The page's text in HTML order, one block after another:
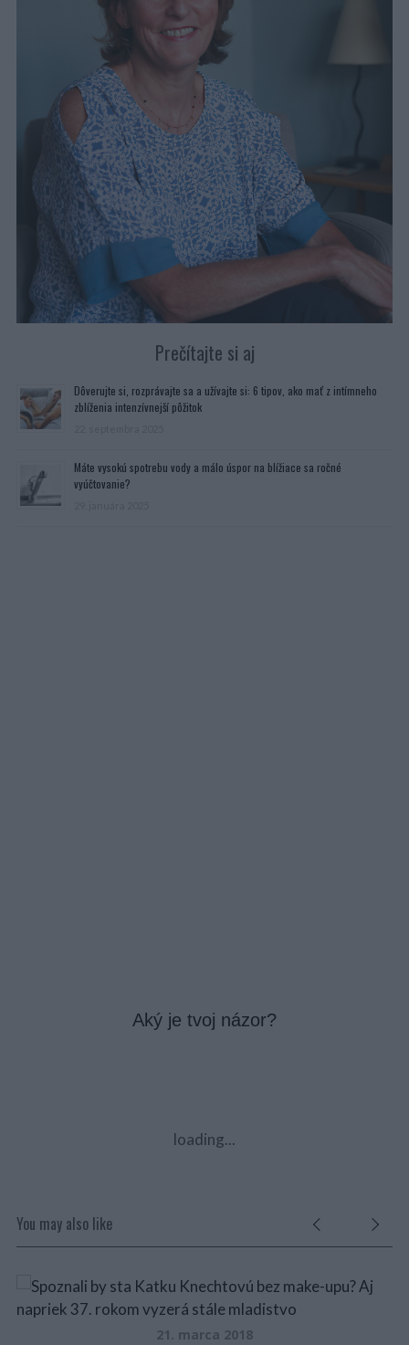
Prečítajte si aj
Dôverujte si, rozprávajte sa a užívajte si: 6 tipov, ako mať z intímneho
zblíženia intenzívnejší pôžitok
Máte vysokú spotrebu vody a málo úspor na blížiace sa ročné
vyúčtovanie?
Aký je tvoj názor?
loading...
You may also like
21. marca 2018